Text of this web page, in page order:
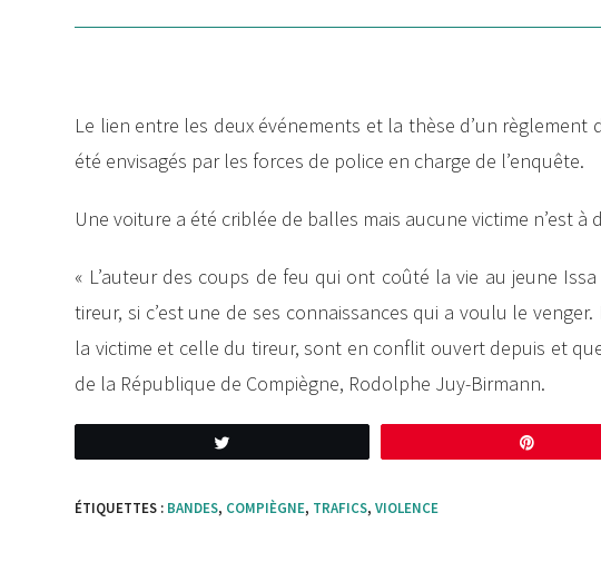
Le lien entre les deux événements et la thèse d’un
été envisagés par les forces de police en charge de l’enquête.
Une voiture a été criblée de balles mais aucune victime n’est
« L’auteur des coups de feu qui ont coûté la vie au jeune
tireur, si c’est une de ses connaissances qui a voulu le
la victime et celle du tireur, sont en conflit ouvert depuis et
de la République de Compiègne, Rodolphe Juy-Birmann.
ÉTIQUETTES : BANDES, COMPIÈGNE, TRAFICS, VIOLENCE